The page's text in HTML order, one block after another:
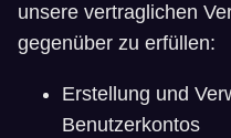
unsere vertraglichen
gegenüber zu erfüllen:
Erstellung und
Benutzerkontos